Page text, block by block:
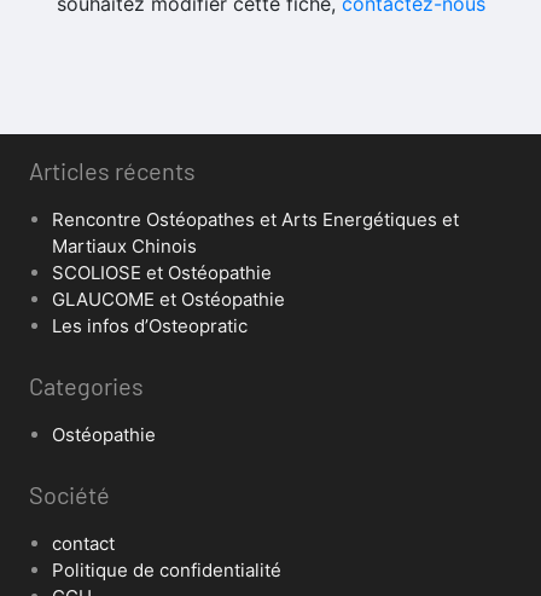
Articles récents
Rencontre Ostéopathes et Arts Energétiques et
Martiaux Chinois
SCOLIOSE et Ostéopathie
GLAUCOME et Ostéopathie
Les infos d’Osteopratic
Categories
Ostéopathie
Société
contact
Politique de confidentialité